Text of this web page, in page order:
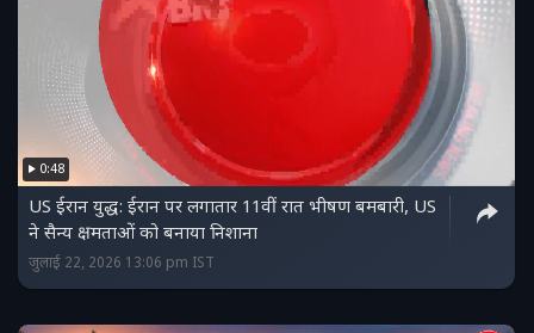
0:48
US ईरान युद्ध: ईरान पर लगातार 11वीं रात भीषण बमबारी, US
ने सैन्य क्षमताओं को बनाया निशाना
जुलाई 22, 2026 13:06 pm IST